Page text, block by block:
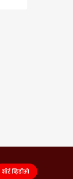
शॉर्ट व्हिडीओ